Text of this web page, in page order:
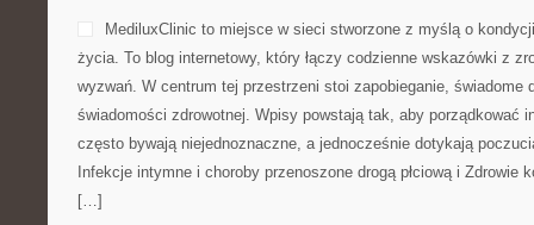
CATEGORIES:NIERUCHOMOŚCI
SPORTOWE COUPE I CABRIO
POSTED BY ADMIN LUT - 19 - 2026 MOŻLIWOŚĆ